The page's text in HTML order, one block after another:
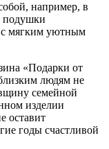
например, в
подушки
с мягким уютным
«Подарки от
людям не
семейной
изделии
оставит
годы счастливой